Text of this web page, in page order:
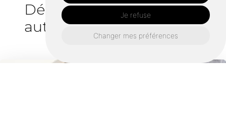
Je refuse
Changer mes préférences
Dépannage plomberie
autour de La mézière :